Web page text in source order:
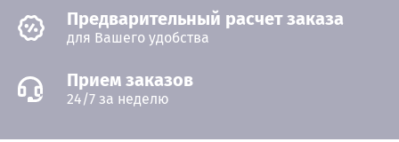
Предварительный расчет заказа
для Вашего удобства
Прием заказов
24/7 за неделю